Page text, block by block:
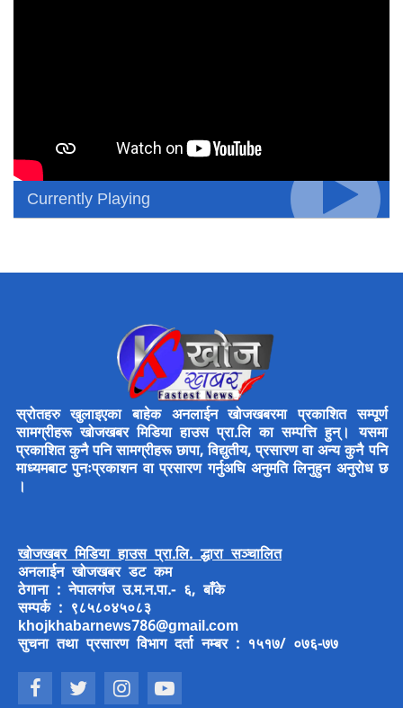
Currently Playing
स्रोतहरु खुलाइएका बाहेक अनलाईन खोजखबरमा प्रकाशित सम्पूर्ण
सामग्रीहरू खोजखबर मिडिया हाउस प्रा.लि का सम्पत्ति हुन्। यसमा
प्रकाशित कुनै पनि सामग्रीहरू छापा, विद्युतीय, प्रसारण वा अन्य कुनै पनि
माध्यमबाट पुनःप्रकाशन वा प्रसारण गर्नुअघि अनुमति लिनुहुन अनुरोध छ
।
खोजखबर मिडिया हाउस प्रा.लि. द्धारा सञ्चालित
अनलाईन खोजखबर डट कम
ठेगाना : नेपालगंज उ.म.न.पा.- ६, बाँके
सम्पर्क : ९८५८०४५०८३
khojkhabarnews786@gmail.com
सुचना तथा प्रसारण विभाग दर्ता नम्बर : १५१७/ ०७६-७७